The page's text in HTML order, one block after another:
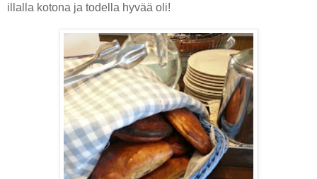
illalla kotona ja todella hyvää oli!